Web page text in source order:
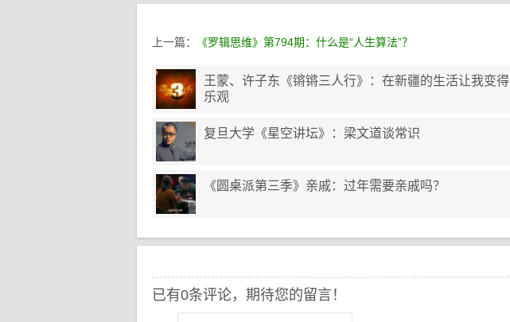
上一篇： 《罗辑思维》第794期：什么是“人生算法”？
王蒙、许子东《锵锵三人行》：在新疆的生活让我变得
乐观
复旦大学《星空讲坛》：梁文道谈常识
《圆桌派第三季》亲戚：过年需要亲戚吗？
已有0条评论，期待您的留言！